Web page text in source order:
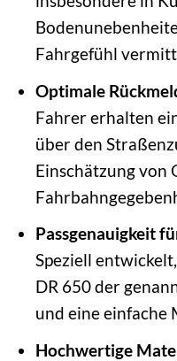
Fahrgefühl
Optimale
Fahrer erhalten
über den
Einschätzung von
Passgenauigkeit
Speziell
DR 650 der
und eine einfache
Hochwertige